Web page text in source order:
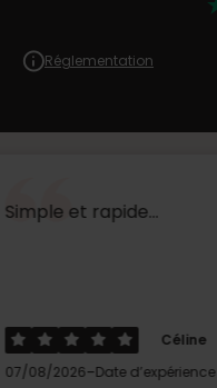
Réglementation
Céline
Date d’expérience : 07/08/2026